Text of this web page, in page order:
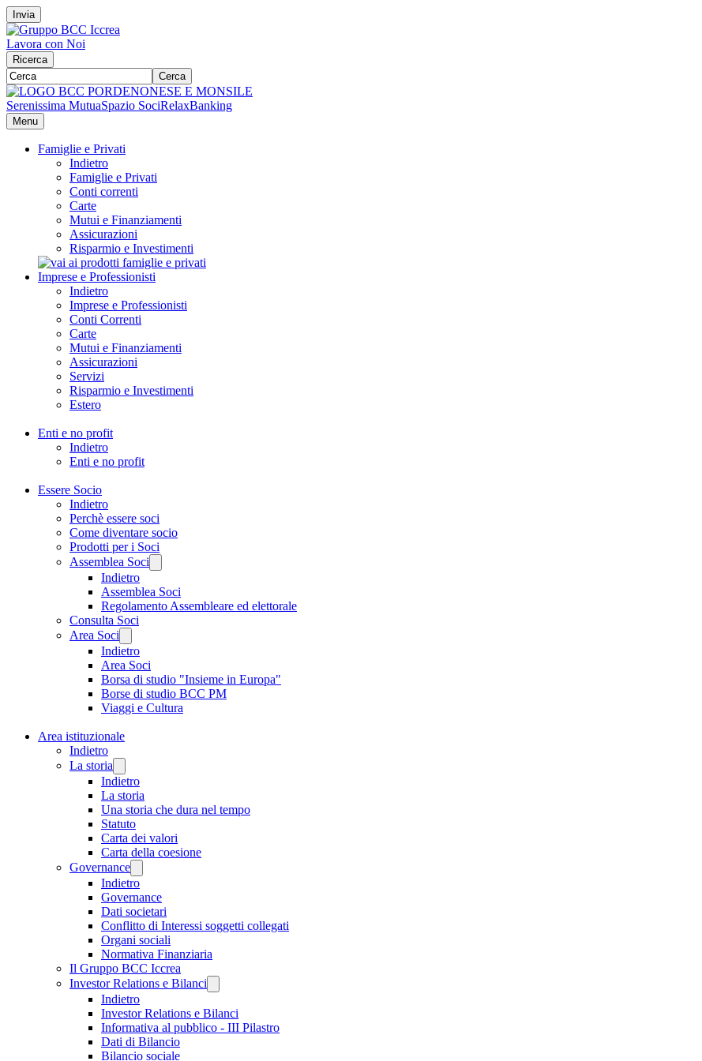
Invia
Lavora con Noi
Ricerca
Cerca
Serenissima MutuaSpazio SociRelaxBanking
Menu
Famiglie e Privati
Indietro
Famiglie e Privati
Conti correnti
Carte
Mutui e Finanziamenti
Assicurazioni
Risparmio e Investimenti
Imprese e Professionisti
Indietro
Imprese e Professionisti
Conti Correnti
Carte
Mutui e Finanziamenti
Assicurazioni
Servizi
Risparmio e Investimenti
Estero
Enti e no profit
Indietro
Enti e no profit
Essere Socio
Indietro
Perchè essere soci
Come diventare socio
Prodotti per i Soci
Assemblea Soci
Indietro
Assemblea Soci
Regolamento Assembleare ed elettorale
Consulta Soci
Area Soci
Indietro
Area Soci
Borsa di studio "Insieme in Europa"
Borse di studio BCC PM
Viaggi e Cultura
Area istituzionale
Indietro
La storia
Indietro
La storia
Una storia che dura nel tempo
Statuto
Carta dei valori
Carta della coesione
Governance
Indietro
Governance
Dati societari
Conflitto di Interessi soggetti collegati
Organi sociali
Normativa Finanziaria
Il Gruppo BCC Iccrea
Investor Relations e Bilanci
Indietro
Investor Relations e Bilanci
Informativa al pubblico - III Pilastro
Dati di Bilancio
Bilancio sociale